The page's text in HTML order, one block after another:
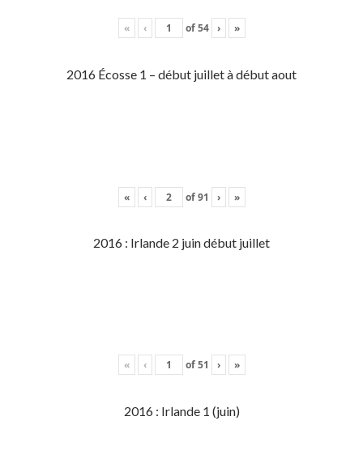
« ‹ of54 › »
2016 Écosse 1 – début juillet à début aout
« ‹ of91 › »
2016 : Irlande 2 juin début juillet
« ‹ of51 › »
2016 : Irlande 1 (juin)